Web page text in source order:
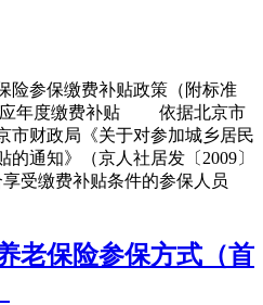
参保缴费补贴政策（附标准
年度缴费补贴 依据北京市
市财政局《关于对参加城乡居民
通知》（京人社居发〔2009〕
受缴费补贴条件的参保人员
老保险参保方式（首